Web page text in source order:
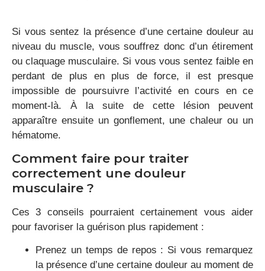
Si vous sentez la présence d’une certaine douleur au
niveau du muscle, vous souffrez donc d’un étirement
ou claquage musculaire. Si vous vous sentez faible en
perdant de plus en plus de force, il est presque
impossible de poursuivre l’activité en cours en ce
moment-là. À la suite de cette lésion peuvent
apparaître ensuite un gonflement, une chaleur ou un
hématome.
Comment faire pour traiter
correctement une douleur
musculaire ?
Ces 3 conseils pourraient certainement vous aider
pour favoriser la guérison plus rapidement :
Prenez un temps de repos : Si vous remarquez
la présence d’une certaine douleur au moment de